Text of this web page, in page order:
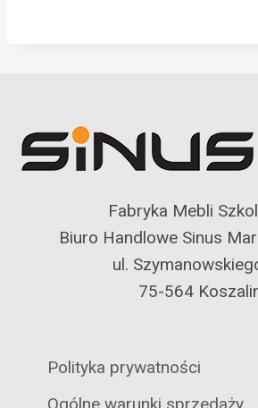
Fabryka Mebli
Biuro Handlowe Sinus
ul.
75-564
Polityka prywatności